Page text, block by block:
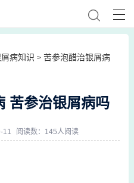
病知识 > 苦参泡醋治银屑病
苦参治银屑病吗
11 阅读数：145人阅读